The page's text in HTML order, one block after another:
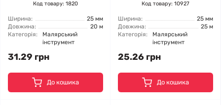
Код товару: 1820
Ширина:
25 мм
Довжина:
20 м
Категорія:
Малярський
інструмент
31.29 грн
До кошика
Код товару: 10927
Ширина:
25 мм
Довжина:
25 м
Категорія:
Малярський
інструмент
25.26 грн
До кошика